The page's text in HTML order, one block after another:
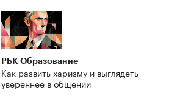
РБК Образование
Как развить харизму и выглядеть
увереннее в общении